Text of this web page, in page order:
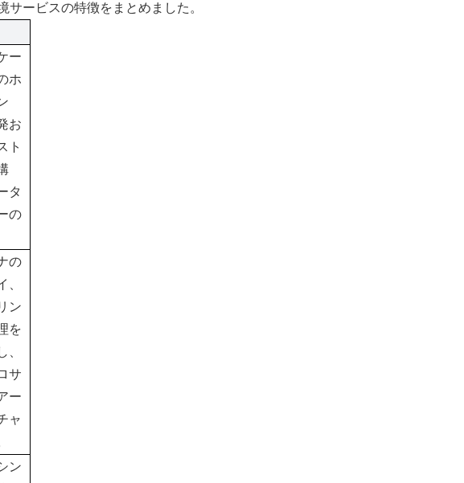
サービスの特徴をまとめました。
ー
ホ
お
ト
タ
の
の
、
ン
を
、
サ
ー
ャ
ン